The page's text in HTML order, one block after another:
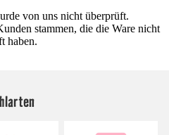
von uns nicht überprüft.
stammen, die die Ware nicht
haben.